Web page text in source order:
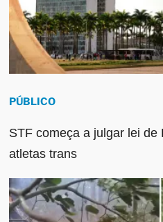
PÚBLICO
STF começa a julgar lei
atletas trans